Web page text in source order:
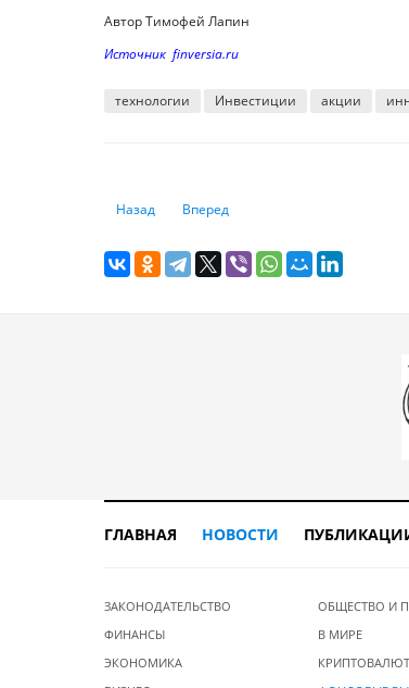
Автор Тимофей Лапин
Источник finversia.ru
технологии Инвестиции акции
Предыдущий: В какую недвижимость можно
Назад Следующий: Все основные
Вперед
ГЛАВНАЯ НОВОСТИ
ЗАКОНОДАТЕЛЬСТВО
ФИНАНСЫ
ЭКОНОМИКА
ОБЩЕСТВО И
В МИРЕ